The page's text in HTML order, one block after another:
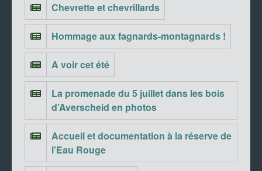
Chevrette et chevrillards
Hommage aux fagnards-montagnards !
A voir cet été
La promenade du 5 juillet dans les bois
d’Averscheid en photos
Accueil et documentation à la réserve de
l’Eau Rouge